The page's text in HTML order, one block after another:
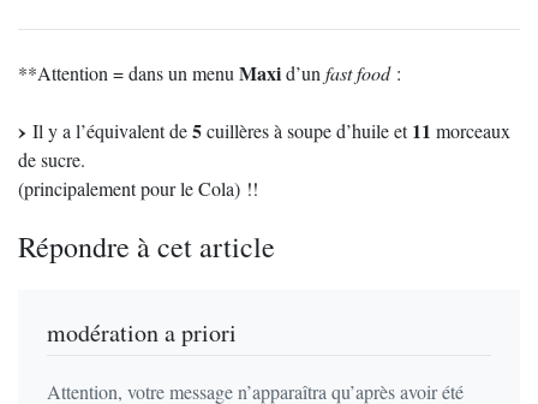
**Attention = dans un menuMaxid’unfast food:
Il y a l’équivalent de5cuillères à soupe d’huile et11 morceaux
de sucre.
(principalement pour le Cola) !!
Répondre à cet article
modération a priori
Attention, votre message n’apparaîtra qu’après avoir été